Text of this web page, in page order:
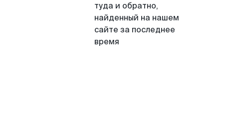
туда и обратно,
найденный на нашем
сайте за последнее
время